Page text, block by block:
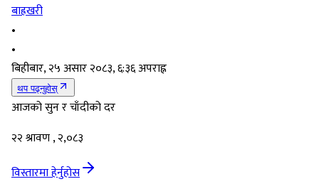
बाह्रखरी
•
•
बिहीबार, २५ असार २०८३, ६:३६ अपराह्न
थप पढ्नुहोस्
आजको सुन र चाँदीको दर
२२ श्रावण , २,०८३
विस्तारमा हेर्नुहोस